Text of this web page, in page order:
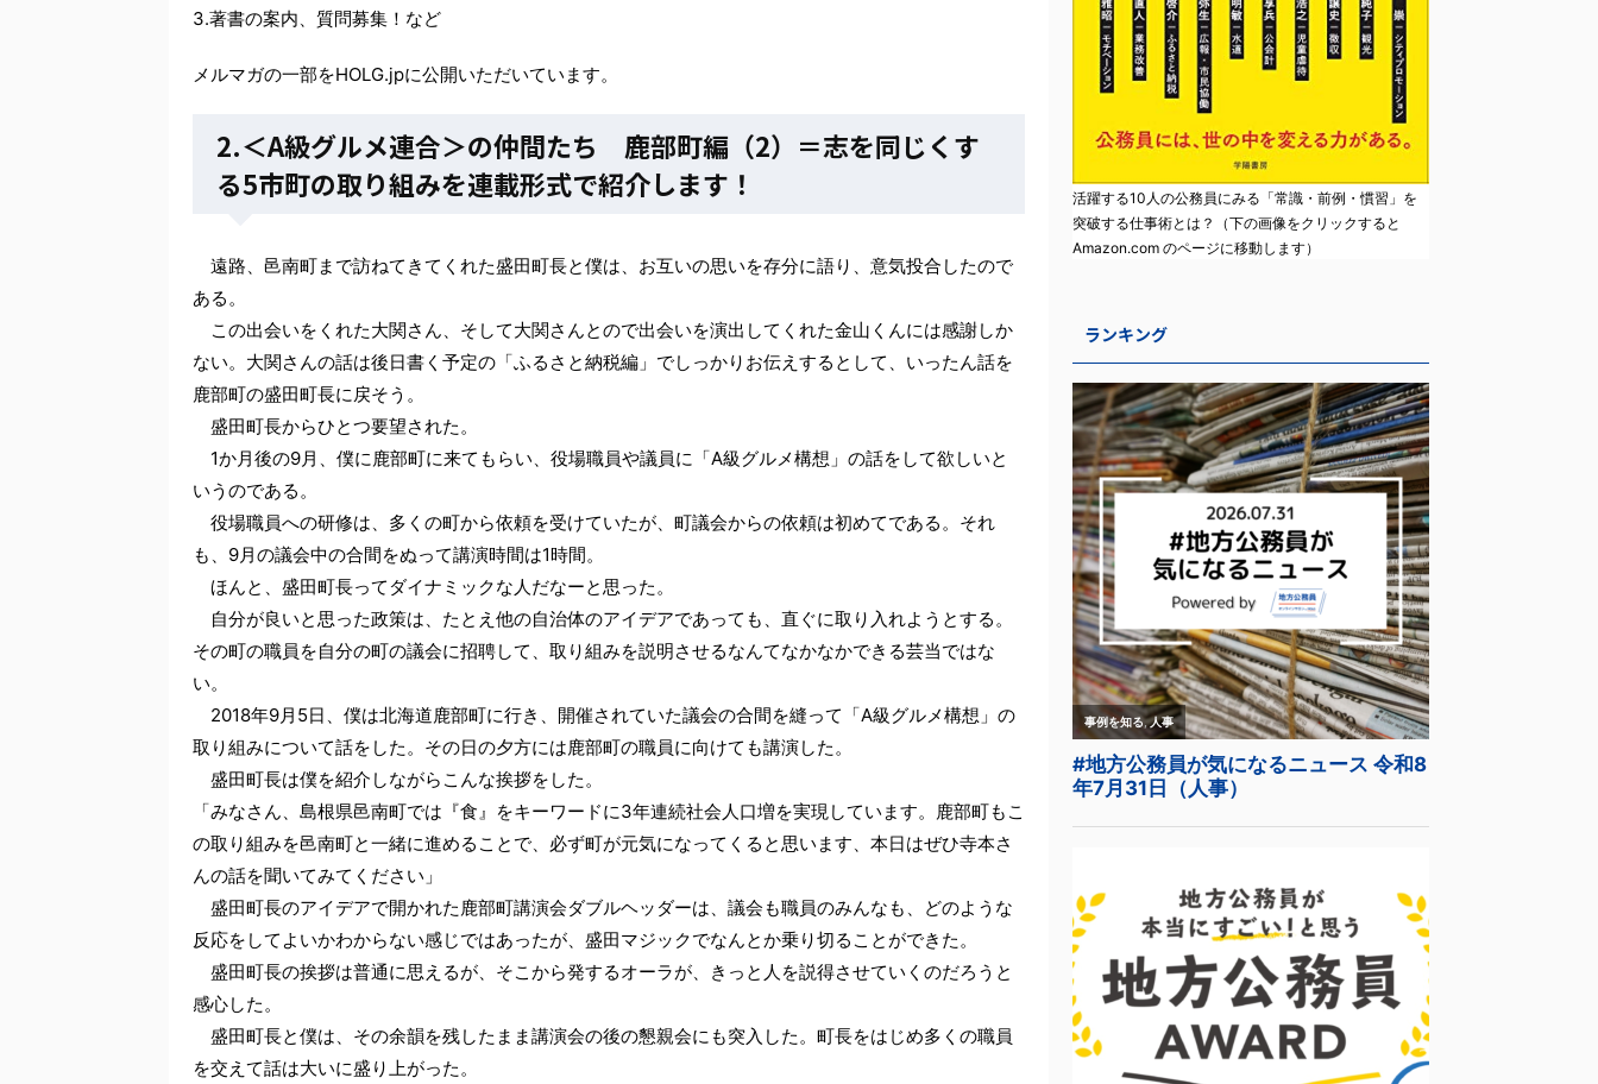
3.著書の案内、質問募集！など
メルマガの一部をHOLG.jpに公開いただいています。
2.＜A級グルメ連合＞の仲間たち 鹿部町編（2）＝志を同じくす
る5市町の取り組みを連載形式で紹介します！
遠路、邑南町まで訪ねてきてくれた盛田町長と僕は、お互いの思いを存分に語り、意気投合したので
ある。
この出会いをくれた大関さん、そして大関さんとので出会いを演出してくれた金山くんには感謝しか
ない。大関さんの話は後日書く予定の「ふるさと納税編」でしっかりお伝えするとして、いったん話を
鹿部町の盛田町長に戻そう。
盛田町長からひとつ要望された。
1か月後の9月、僕に鹿部町に来てもらい、役場職員や議員に「A級グルメ構想」の話をして欲しいと
いうのである。
役場職員への研修は、多くの町から依頼を受けていたが、町議会からの依頼は初めてである。それ
も、9月の議会中の合間をぬって講演時間は1時間。
ほんと、盛田町長ってダイナミックな人だなーと思った。
自分が良いと思った政策は、たとえ他の自治体のアイデアであっても、直ぐに取り入れようとする。
その町の職員を自分の町の議会に招聘して、取り組みを説明させるなんてなかなかできる芸当ではな
い。
2018年9月5日、僕は北海道鹿部町に行き、開催されていた議会の合間を縫って「A級グルメ構想」の
取り組みについて話をした。その日の夕方には鹿部町の職員に向けても講演した。
盛田町長は僕を紹介しながらこんな挨拶をした。
「みなさん、島根県邑南町では『食』をキーワードに3年連続社会人口増を実現しています。鹿部町もこ
の取り組みを邑南町と一緒に進めることで、必ず町が元気になってくると思います、本日はぜひ寺本さ
んの話を聞いてみてください」
盛田町長のアイデアで開かれた鹿部町講演会ダブルヘッダーは、議会も職員のみんなも、どのような
反応をしてよいかわからない感じではあったが、盛田マジックでなんとか乗り切ることができた。
盛田町長の挨拶は普通に思えるが、そこから発するオーラが、きっと人を説得させていくのだろうと
感心した。
盛田町長と僕は、その余韻を残したまま講演会の後の懇親会にも突入した。町長をはじめ多くの職員
を交えて話は大いに盛り上がった。
活躍する10人の公務員にみる「常識・前例・慣習」を
突破する仕事術とは？（下の画像をクリックすると
Amazon.com のページに移動します）
ランキング